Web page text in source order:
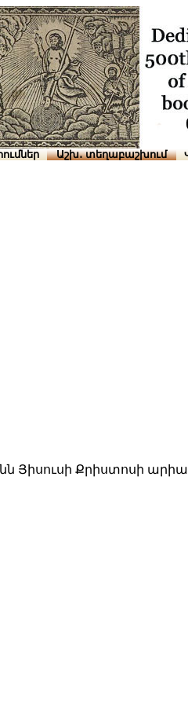
Աշխ․ տեղաբաշխում
Քրիստոսի